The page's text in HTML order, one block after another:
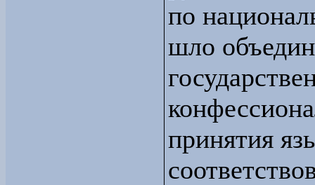
по
шло
принятия